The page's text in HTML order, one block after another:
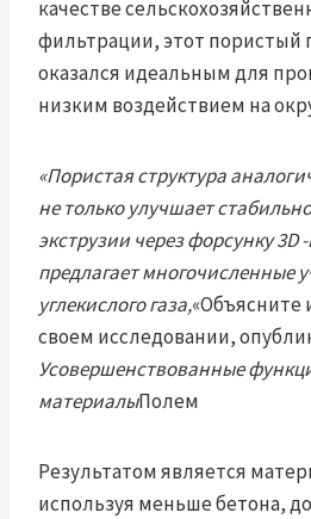
качестве
фильтрации, этот пористый
оказался идеальным для
низким воздействием на
«Пористая структура
не только улучшает
экструзии через форсунку 3D
предлагает многочисленные
углекислого газа,«Объясните
своем исследовании,
Усовершенствованные
материалыПолем
Результатом является
используя меньше бетона,